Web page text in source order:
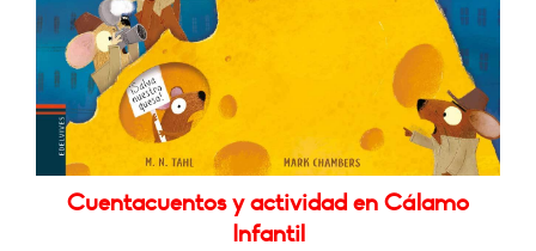
Cuentacuentos y actividad en Cálamo
Infantil